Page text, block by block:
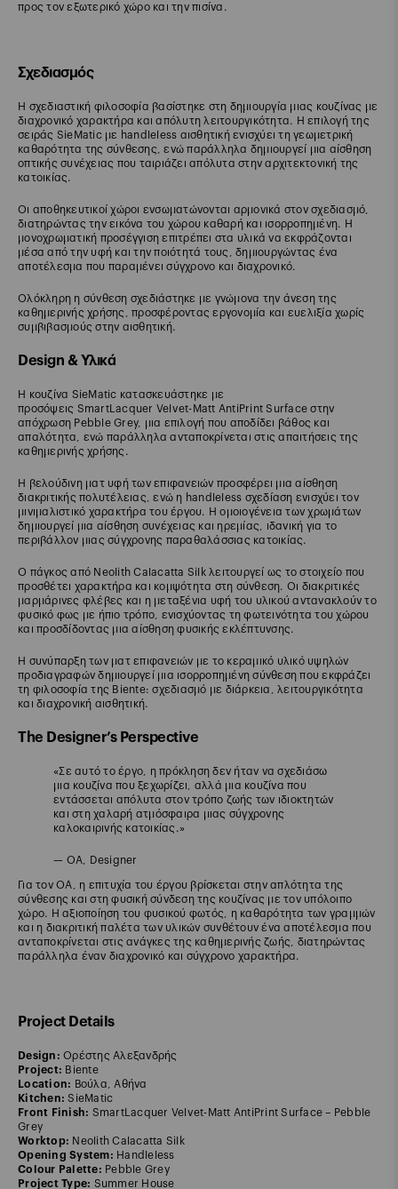
προς τον εξωτερικό χώρο και την πισίνα.
Σχεδιασμός
Η σχεδιαστική φιλοσοφία βασίστηκε στη δημιουργία μιας κουζίνας με
διαχρονικό χαρακτήρα και απόλυτη λειτουργικότητα. Η επιλογή της
σειράς SieMatic με handleless αισθητική ενισχύει τη γεωμετρική
καθαρότητα της σύνθεσης, ενώ παράλληλα δημιουργεί μια αίσθηση
οπτικής συνέχειας που ταιριάζει απόλυτα στην αρχιτεκτονική της
κατοικίας.
Οι αποθηκευτικοί χώροι ενσωματώνονται αρμονικά στον σχεδιασμό,
διατηρώντας την εικόνα του χώρου καθαρή και ισορροπημένη. Η
μονοχρωματική προσέγγιση επιτρέπει στα υλικά να εκφράζονται
μέσα από την υφή και την ποιότητά τους, δημιουργώντας ένα
αποτέλεσμα που παραμένει σύγχρονο και διαχρονικό.
Ολόκληρη η σύνθεση σχεδιάστηκε με γνώμονα την άνεση της
καθημερινής χρήσης, προσφέροντας εργονομία και ευελιξία χωρίς
συμβιβασμούς στην αισθητική.
Design & Υλικά
Η κουζίνα SieMatic κατασκευάστηκε με
προσόψεις SmartLacquer Velvet-Matt AntiPrint Surface στην
απόχρωση Pebble Grey, μια επιλογή που αποδίδει βάθος και
απαλότητα, ενώ παράλληλα ανταποκρίνεται στις απαιτήσεις της
καθημερινής χρήσης.
Η βελούδινη ματ υφή των επιφανειών προσφέρει μια αίσθηση
διακριτικής πολυτέλειας, ενώ η handleless σχεδίαση ενισχύει τον
μινιμαλιστικό χαρακτήρα του έργου. Η ομοιογένεια των χρωμάτων
δημιουργεί μια αίσθηση συνέχειας και ηρεμίας, ιδανική για το
περιβάλλον μιας σύγχρονης παραθαλάσσιας κατοικίας.
Ο πάγκος από Neolith Calacatta Silk λειτουργεί ως το στοιχείο που
προσθέτει χαρακτήρα και κομψότητα στη σύνθεση. Οι διακριτικές
μαρμάρινες φλέβες και η μεταξένια υφή του υλικού αντανακλούν το
φυσικό φως με ήπιο τρόπο, ενισχύοντας τη φωτεινότητα του χώρου
και προσδίδοντας μια αίσθηση φυσικής εκλέπτυνσης.
Η συνύπαρξη των ματ επιφανειών με το κεραμικό υλικό υψηλών
προδιαγραφών δημιουργεί μια ισορροπημένη σύνθεση που εκφράζει
τη φιλοσοφία της Biente: σχεδιασμό με διάρκεια, λειτουργικότητα
και διαχρονική αισθητική.
The Designer’s Perspective
«Σε αυτό το έργο, η πρόκληση δεν ήταν να σχεδιάσω
μια κουζίνα που ξεχωρίζει, αλλά μια κουζίνα που
εντάσσεται απόλυτα στον τρόπο ζωής των ιδιοκτητών
και στη χαλαρή ατμόσφαιρα μιας σύγχρονης
καλοκαιρινής κατοικίας.»
— ΟΑ, Designer
Για τον ΟΑ, η επιτυχία του έργου βρίσκεται στην απλότητα της
σύνθεσης και στη φυσική σύνδεση της κουζίνας με τον υπόλοιπο
χώρο. Η αξιοποίηση του φυσικού φωτός, η καθαρότητα των γραμμών
και η διακριτική παλέτα των υλικών συνθέτουν ένα αποτέλεσμα που
ανταποκρίνεται στις ανάγκες της καθημερινής ζωής, διατηρώντας
παράλληλα έναν διαχρονικό και σύγχρονο χαρακτήρα.
Project Details
Design: Ορέστης Αλεξανδρής
Project: Biente
Location: Βούλα, Αθήνα
Kitchen: SieMatic
Front Finish: SmartLacquer Velvet-Matt AntiPrint Surface – Pebble
Grey
Worktop: Neolith Calacatta Silk
Opening System: Handleless
Colour Palette: Pebble Grey
Project Type: Summer House